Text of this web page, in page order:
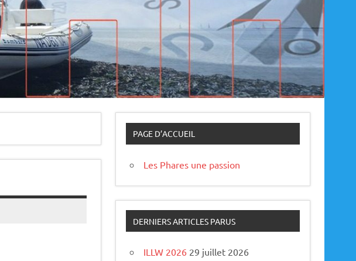
PAGE D’ACCUEIL
Les Phares une passion
DERNIERS ARTICLES PARUS
ILLW 2026 29 juillet 2026